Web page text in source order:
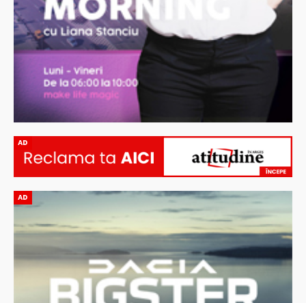
AD
AD